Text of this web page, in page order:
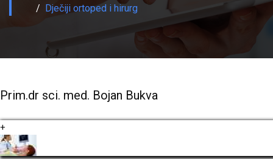
Dječiji ortoped i hirurg
Prim.dr sci. med. Bojan Bukva
+